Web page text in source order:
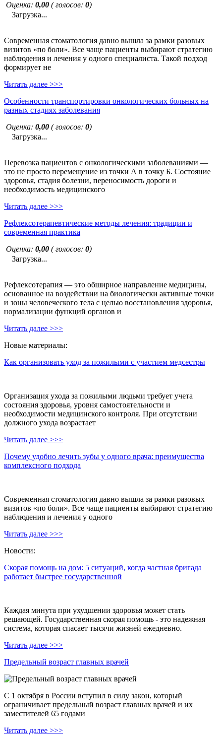
Оценка: 0,00 ( голосов: 0)
Загрузка...
Современная стоматология давно вышла за рамки разовых
визитов «по боли». Все чаще пациенты выбирают стратегию
наблюдения и лечения у одного специалиста. Такой подход
формирует не
Читать далее >>>
Особенности транспортировки онкологических больных на
разных стадиях заболевания
Оценка: 0,00 ( голосов: 0)
Загрузка...
Перевозка пациентов с онкологическими заболеваниями —
это не просто перемещение из точки А в точку Б. Состояние
здоровья, стадия болезни, переносимость дороги и
необходимость медицинского
Читать далее >>>
Рефлексотерапевтические методы лечения: традиции и
современная практика
Оценка: 0,00 ( голосов: 0)
Загрузка...
Рефлексотерапия — это обширное направление медицины,
основанное на воздействии на биологически активные точки
и зоны человеческого тела с целью восстановления здоровья,
нормализации функций органов и
Читать далее >>>
Новые материалы:
Как организовать уход за пожилыми с участием медсестры
Организация ухода за пожилыми людьми требует учета
состояния здоровья, уровня самостоятельности и
необходимости медицинского контроля. При отсутствии
должного ухода возрастает
Читать далее >>>
Почему удобно лечить зубы у одного врача: преимущества
комплексного подхода
Современная стоматология давно вышла за рамки разовых
визитов «по боли». Все чаще пациенты выбирают стратегию
наблюдения и лечения у одного
Читать далее >>>
Новости:
Скорая помощь на дом: 5 ситуаций, когда частная бригада
работает быстрее государственной
Каждая минута при ухудшении здоровья может стать
решающей. Государственная скорая помощь - это надежная
система, которая спасает тысячи жизней ежедневно.
Читать далее >>>
Предельный возраст главных врачей
С 1 октября в России вступил в силу закон, который
ограничивает предельный возраст главных врачей и их
заместителей 65 годами
Читать далее >>>